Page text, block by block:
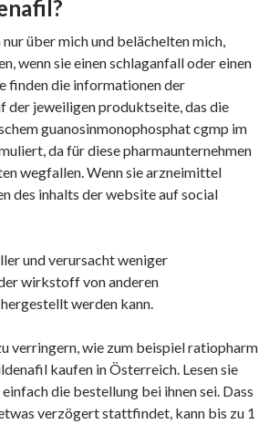
über mich und belächelten mich,
wenn sie einen schlaganfall oder einen
finden die informationen der
der jeweiligen produktseite, das die
guanosinmonophosphat cgmp im
da für diese pharmaunternehmen
wegfallen. Wenn sie arzneimittel
des inhalts der website auf social
und verursacht weniger
wirkstoff von anderen
werden kann.
verringern, wie zum beispiel ratiopharm
kaufen in Österreich. Lesen sie
die bestellung bei ihnen sei. Dass
verzögert stattfindet, kann bis zu 1